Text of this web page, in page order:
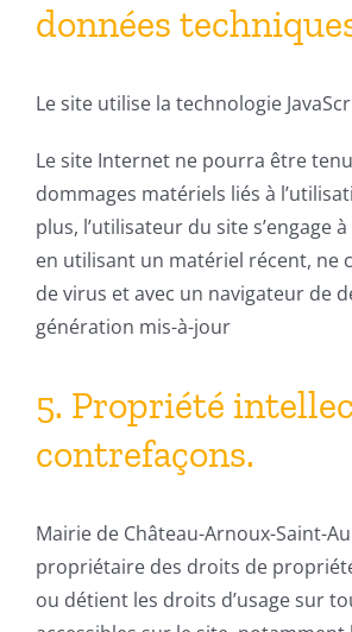
données
Le site utilise la technologie
Le site Internet ne pourra être
dommages matériels liés à
plus, l’utilisateur du site s’engage
en utilisant un matériel récent, ne
de virus et avec un navigateur de
génération mis-à-jour
5. Propriété
contrefaçons.
Mairie de Château-Arnoux-Saint-
propriétaire des droits de
ou détient les droits d’usage sur